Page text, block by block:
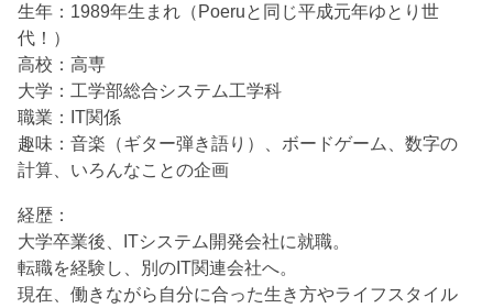
生年：1989年生まれ（Poeruと同じ平成元年ゆとり世
代！）
高校：高専
大学：工学部総合システム工学科
職業：IT関係
趣味：音楽（ギター弾き語り）、ボードゲーム、数字の
計算、いろんなことの企画
経歴：
大学卒業後、ITシステム開発会社に就職。
転職を経験し、別のIT関連会社へ。
現在、働きながら自分に合った生き方やライフスタイル